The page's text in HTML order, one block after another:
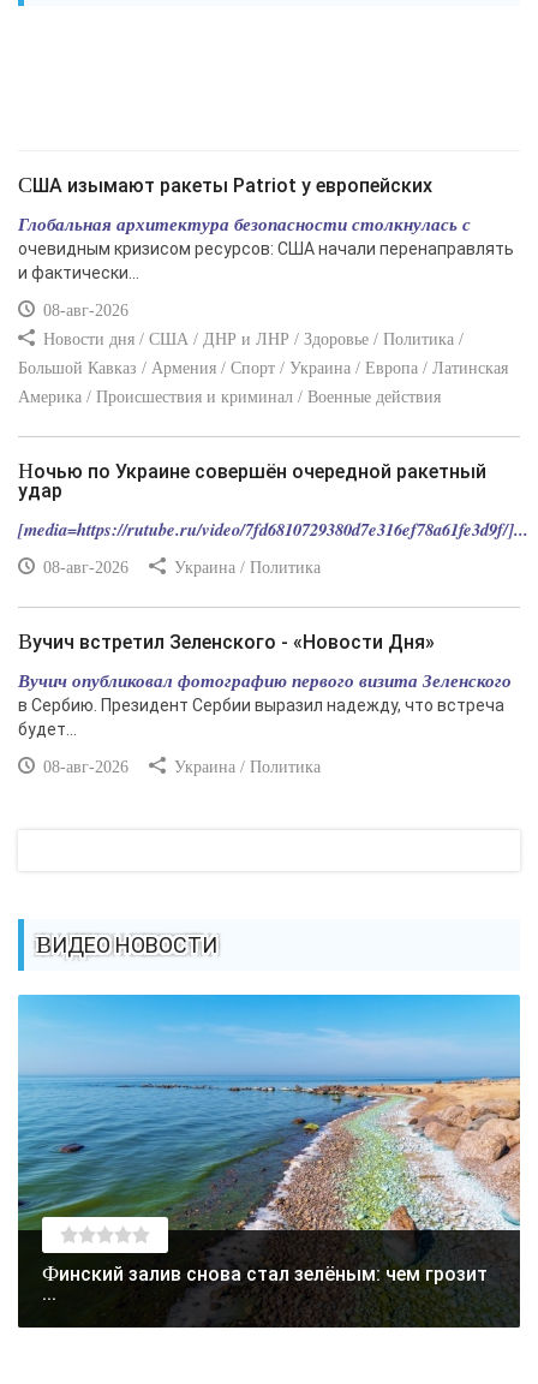
США изымают ракеты Patriot у европейских
Глобальная архитектура безопасности столкнулась с
очевидным кризисом ресурсов: США начали перенаправлять
и фактически...
08-авг-2026
Новости дня / США / ДНР и ЛНР / Здоровье / Политика /
Большой Кавказ / Армения / Спорт / Украина / Европа / Латинская
Америка / Происшествия и криминал / Военные действия
Ночью по Украине совершён очередной ракетный
удар
[media=https://rutube.ru/video/7fd6810729380d7e316ef78a61fe3d9f/]...
08-авг-2026 Украина / Политика
Вучич встретил Зеленского - «Новости Дня»
Вучич опубликовал фотографию первого визита Зеленского
в Сербию. Президент Сербии выразил надежду, что встреча
будет...
08-авг-2026 Украина / Политика
ВИДЕО НОВОСТИ
Финский залив снова стал зелёным: чем грозит
...